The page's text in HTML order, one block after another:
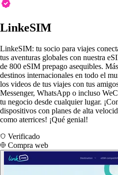
LinkeSIM
LinkeSIM: tu socio para viajes
tus aventuras globales con nuestra
de 800 eSIM prepago asequibles.
destinos internacionales en todo el
los videos de tus viajes con tus
Messenger, WhatsApp o incluso
tu negocio desde cualquier lugar.
dispositivos con planes de alta
como aterrices! ¡Qué genial!
Verificado
Compra web